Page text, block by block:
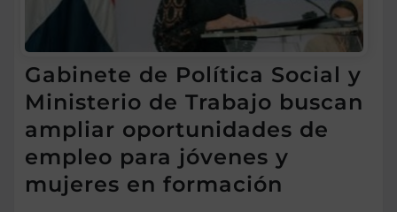
Gabinete de Política Social y
Ministerio de Trabajo buscan
ampliar oportunidades de
empleo para jóvenes y
mujeres en formación